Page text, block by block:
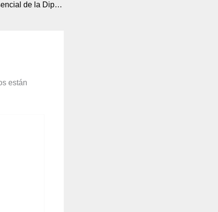
5to Encuentro Presencial de la Diplomatura se desarrolla en la PUCE-Ibarra con participación de Tannia Mendizábal
están